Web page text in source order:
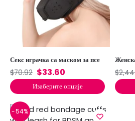
Секс играчка са маском за псе
$70.92 $33.60
Изаберите опције
$
-54%